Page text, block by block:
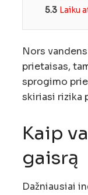
5.3 Laiku
Nors
prietaisas,
sprogimo
skiriasi rizika
Kaip
gaisrą
Dažniausiai